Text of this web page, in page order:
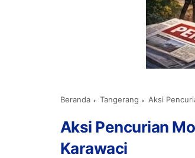
Beranda Tangerang Aksi
Aksi Pencurian
Karawaci